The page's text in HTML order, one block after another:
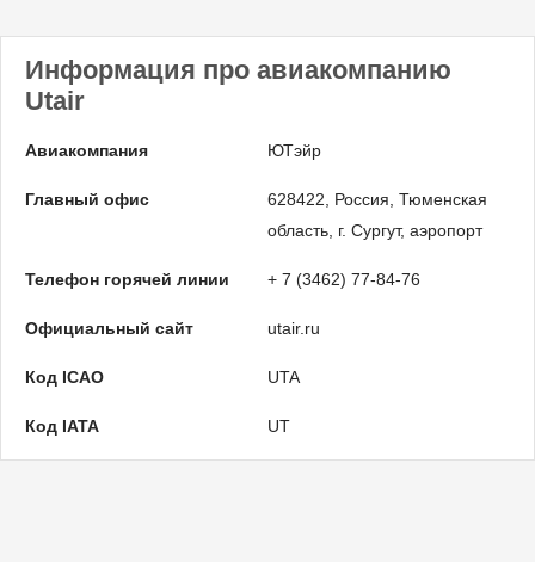
Информация про авиакомпанию
Utair
Авиакомпания ЮТэйр
Главный офис
628422, Россия, Тюменская
область, г. Сургут, аэропорт
Телефон горячей линии + 7 (3462) 77-84-76
Официальный сайт utair.ru
Код ICAO UTA
Код IATA UT